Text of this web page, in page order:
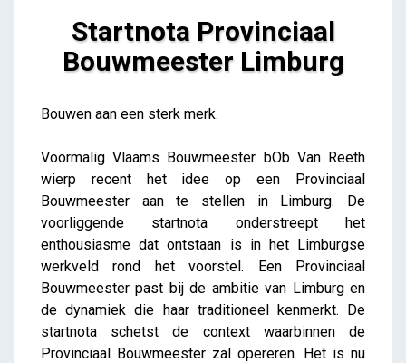
Startnota Provinciaal
Bouwmeester Limburg
iris
Bouwen aan een sterk merk.
Voormalig Vlaams Bouwmeester bOb Van Reeth
wierp recent het idee op een Provinciaal
Bouwmeester aan te stellen in Limburg. De
voorliggende startnota onderstreept het
enthousiasme dat ontstaan is in het Limburgse
werkveld rond het voorstel. Een Provinciaal
Bouwmeester past bij de ambitie van Limburg en
de dynamiek die haar traditioneel kenmerkt. De
startnota schetst de context waarbinnen de
Provinciaal Bouwmeester zal opereren. Het is nu